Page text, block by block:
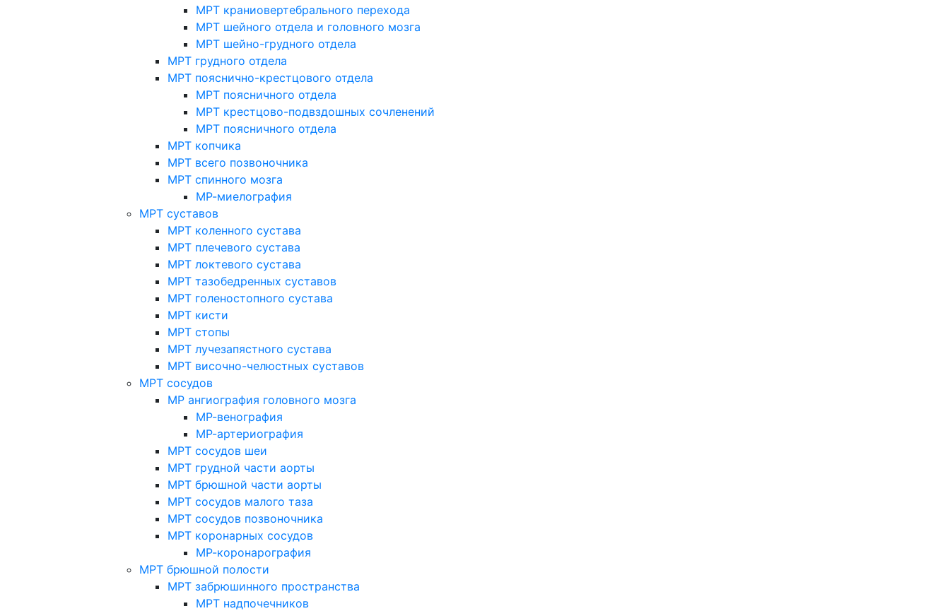
МРТ краниовертебрального перехода
МРТ шейного отдела и головного мозга
МРТ шейно-грудного отдела
МРТ грудного отдела
МРТ пояснично-крестцового отдела
МРТ поясничного отдела
МРТ крестцово-подвздошных сочленений
МРТ поясничного отдела
МРТ копчика
МРТ всего позвоночника
МРТ спинного мозга
МР-миелография
МРТ суставов
МРТ коленного сустава
МРТ плечевого сустава
МРТ локтевого сустава
МРТ тазобедренных суставов
МРТ голеностопного сустава
МРТ кисти
МРТ стопы
МРТ лучезапястного сустава
МРТ височно-челюстных суставов
МРТ сосудов
МР ангиография головного мозга
МР-венография
МР-артериография
МРТ сосудов шеи
МРТ грудной части аорты
МРТ брюшной части аорты
МРТ сосудов малого таза
МРТ сосудов позвоночника
МРТ коронарных сосудов
МР-коронарография
МРТ брюшной полости
МРТ забрюшинного пространства
МРТ надпочечников